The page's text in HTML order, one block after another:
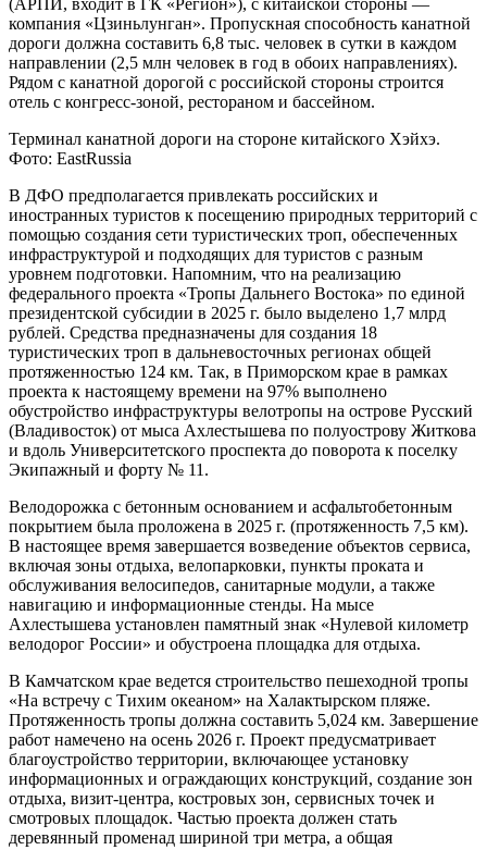
компания «Цзиньлунган». Пропускная способность канатной
дороги должна составить 6,8 тыс. человек в сутки в каждом
направлении (2,5 млн человек в год в обоих направлениях).
Рядом с канатной дорогой с российской стороны строится
отель с конгресс-зоной, рестораном и бассейном.
Терминал канатной дороги на стороне китайского Хэйхэ.
Фото: EastRussia
В ДФО предполагается привлекать российских и
иностранных туристов к посещению природных территорий с
помощью создания сети туристических троп, обеспеченных
инфраструктурой и подходящих для туристов с разным
уровнем подготовки. Напомним, что на реализацию
федерального проекта «Тропы Дальнего Востока» по единой
президентской субсидии в 2025 г. было выделено 1,7 млрд
рублей. Средства предназначены для создания 18
туристических троп в дальневосточных регионах общей
протяженностью 124 км. Так, в Приморском крае в рамках
проекта к настоящему времени на 97% выполнено
обустройство инфраструктуры велотропы на острове Русский
(Владивосток) от мыса Ахлестышева по полуострову Житкова
и вдоль Университетского проспекта до поворота к поселку
Экипажный и форту № 11.
Велодорожка с бетонным основанием и асфальтобетонным
покрытием была проложена в 2025 г. (протяженность 7,5 км).
В настоящее время завершается возведение объектов сервиса,
включая зоны отдыха, велопарковки, пункты проката и
обслуживания велосипедов, санитарные модули, а также
навигацию и информационные стенды. На мысе
Ахлестышева установлен памятный знак «Нулевой километр
велодорог России» и обустроена площадка для отдыха.
В Камчатском крае ведется строительство пешеходной тропы
«На встречу с Тихим океаном» на Халактырском пляже.
Протяженность тропы должна составить 5,024 км. Завершение
работ намечено на осень 2026 г. Проект предусматривает
благоустройство территории, включающее установку
информационных и ограждающих конструкций, создание зон
отдыха, визит-центра, костровых зон, сервисных точек и
смотровых площадок. Частью проекта должен стать
деревянный променад шириной три метра, а общая